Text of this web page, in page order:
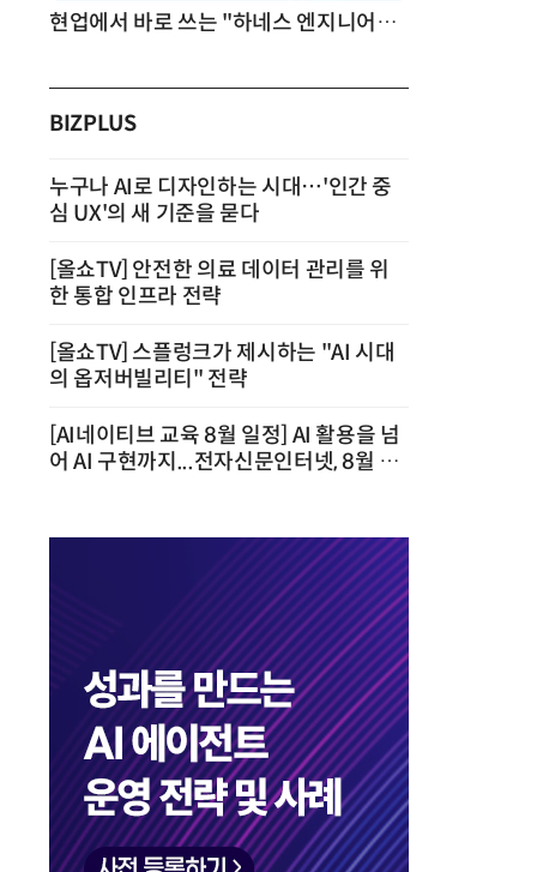
현업에서 바로 쓰는 "하네스 엔지니어링" 실습 교육
BIZPLUS
누구나 AI로 디자인하는 시대…'인간 중
심 UX'의 새 기준을 묻다
[올쇼TV] 안전한 의료 데이터 관리를 위
한 통합 인프라 전략
[올쇼TV] 스플렁크가 제시하는 "AI 시대
의 옵저버빌리티" 전략
[AI네이티브 교육 8월 일정] AI 활용을 넘
어 AI 구현까지...전자신문인터넷, 8월 실